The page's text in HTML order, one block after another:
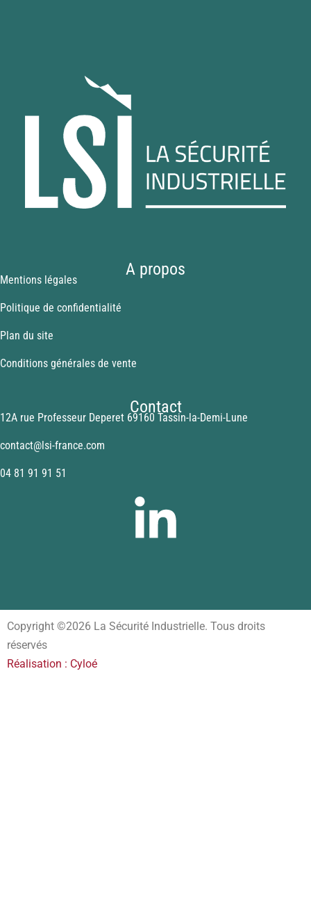
A propos
Mentions légales
Politique de confidentialité
Plan du site
Conditions générales de vente
Contact
12A rue Professeur Deperet 69160 Tassin-la-Demi-Lune
contact@lsi-france.com
04 81 91 91 51
Copyright ©2026 La Sécurité Industrielle. Tous droits
réservés
Réalisation : Cyloé